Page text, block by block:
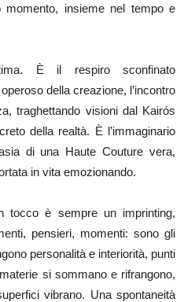
insieme nel tempo e
È il respiro sconfinato
della creazione, l’incontro
traghettando visioni dal Kairós
della realtà. È l’immaginario
di una Haute Couture vera,
in vita emozionando.
tocco è sempre un imprinting,
pensieri, momenti: sono gli
personalità e interiorità, punti
si sommano e rifrangono,
vibrano. Una spontaneità